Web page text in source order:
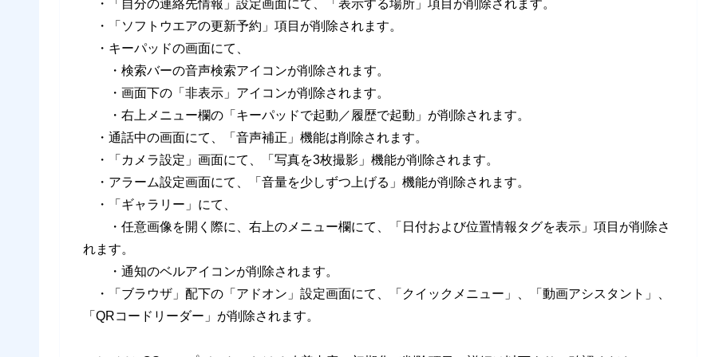
・「自分の連絡先情報」設定画面にて、「表示する場所」項目が削除されます。
・「ソフトウエアの更新予約」項目が削除されます。
・キーパッドの画面にて、
・検索バーの音声検索アイコンが削除されます。
・画面下の「非表示」アイコンが削除されます。
・右上メニュー欄の「キーパッドで起動／履歴で起動」が削除されます。
・通話中の画面にて、「音声補正」機能は削除されます。
・「カメラ設定」画面にて、「写真を3枚撮影」機能が削除されます。
・アラーム設定画面にて、「音量を少しずつ上げる」機能が削除されます。
・「ギャラリー」にて、
・任意画像を開く際に、右上のメニュー欄にて、「日付および位置情報タグを表示」項目が削除さ
れます。
・通知のベルアイコンが削除されます。
・「ブラウザ」配下の「アドオン」設定画面にて、「クイックメニュー」、「動画アシスタント」、
「QRコードリーダー」が削除されます。